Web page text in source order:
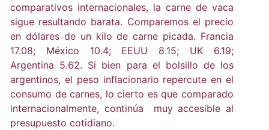
comparativos internacionales, la carne de vaca
sigue resultando barata. Comparemos el precio
en dólares de un kilo de carne picada. Francia
17.08; México 10.4; EEUU 8.15; UK 6.19;
Argentina 5.62. Si bien para el bolsillo de los
argentinos, el peso inflacionario repercute en el
consumo de carnes, lo cierto es que comparado
internacionalmente, continúa muy accesible al
presupuesto cotidiano.